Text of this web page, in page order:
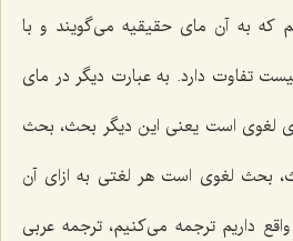
به آن ماى حقیقیه مى‌گویند و با
تفاوت دارد. به عبارت دیگر در ماى
لغوى است یعنى این دیگر بحث، بحث
بحث لغوى است هر لغتى به ازاى آن
داریم ترجمه مى‌كنیم، ترجمه عربى